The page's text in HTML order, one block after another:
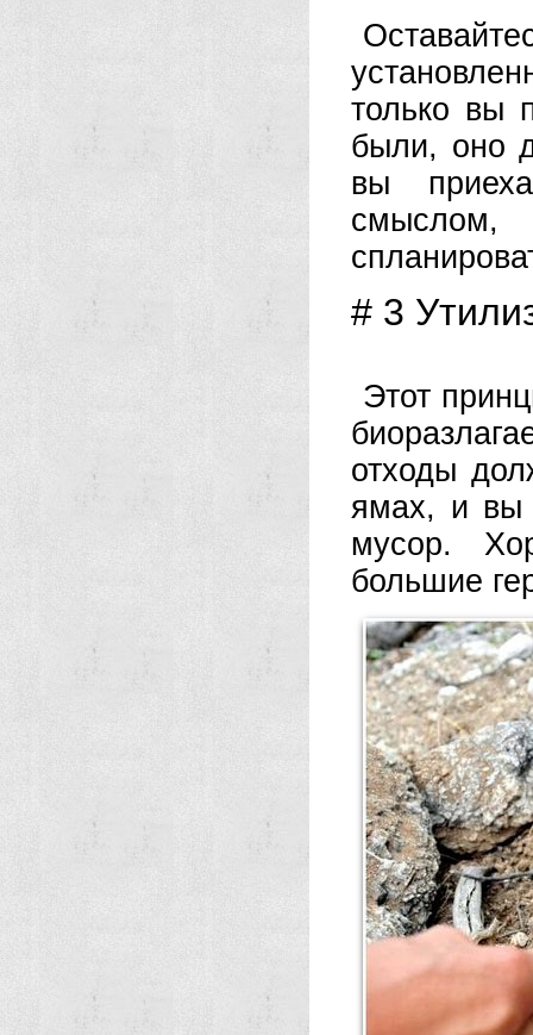
только вы
были, оно
вы
# 3
Этот
отходы
ямах, и вы
мусор.
большие